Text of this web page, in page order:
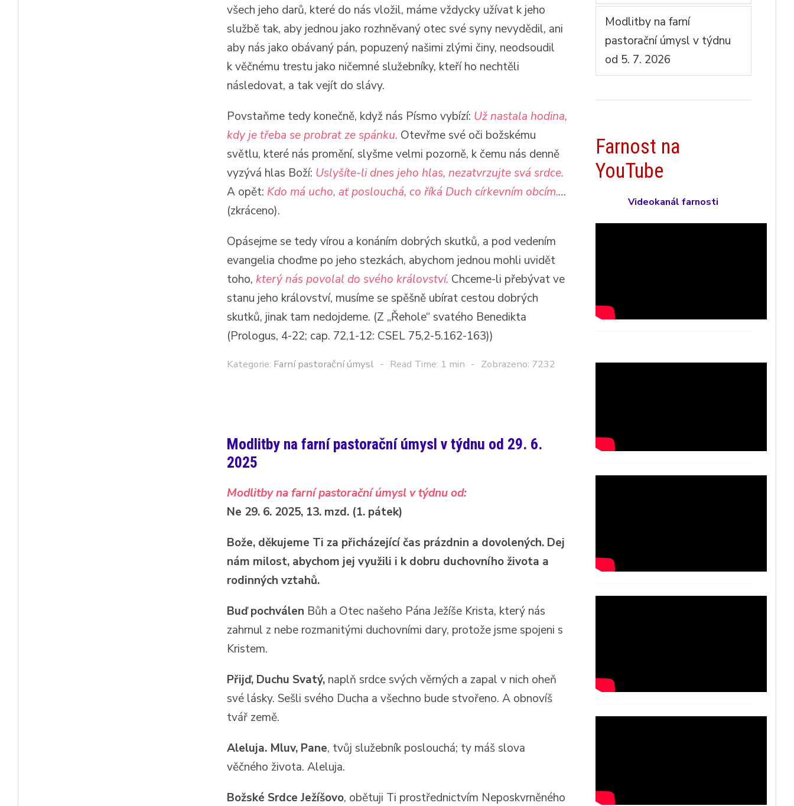
všech jeho darů, které do nás vložil, máme vždycky užívat k jeho
službě tak, aby jednou jako rozhněvaný otec své syny nevydědil, ani
aby nás jako obávaný pán, popuzený našimi zlými činy, neodsoudil
k věčnému trestu jako ničemné služebníky, kteří ho nechtěli
následovat, a tak vejít do slávy.
Povstaňme tedy konečně, když nás Písmo vybízí: Už nastala hodina,
kdy je třeba se probrat ze spánku. Otevřme své oči božskému
světlu, které nás promění, slyšme velmi pozorně, k čemu nás denně
vyzývá hlas Boží: Uslyšíte-li dnes jeho hlas, nezatvrzujte svá srdce.
A opět: Kdo má ucho, ať poslouchá, co říká Duch církevním obcím.…
(zkráceno).
Opásejme se tedy vírou a konáním dobrých skutků, a pod vedením
evangelia choďme po jeho stezkách, abychom jednou mohli uvidět
toho, který nás povolal do svého království. Chceme-li přebývat ve
stanu jeho království, musíme se spěšně ubírat cestou dobrých
skutků, jinak tam nedojdeme. (Z „Řehole“ svatého Benedikta
(Prologus, 4-22; cap. 72,1-12: CSEL 75,2-5.162-163))
Kategorie: Farní pastorační úmysl Read Time: 1 min Zobrazeno: 7232
Modlitby na farní pastorační úmysl v týdnu od 29. 6.
2025
Modlitby na farní pastorační úmysl v týdnu od:
Ne 29. 6. 2025, 13. mzd. (1. pátek)
Bože, děkujeme Ti za přicházející čas prázdnin a dovolených. Dej
nám milost, abychom jej využili i k dobru duchovního života a
rodinných vztahů.
Buď pochválen Bůh a Otec našeho Pána Ježíše Krista, který nás
zahrnul z nebe rozmanitými duchovními dary, protože jsme spojeni s
Kristem.
Přijď, Duchu Svatý,naplň srdce svých věrných a zapal v nich oheň
své lásky. Sešli svého Ducha a všechno bude stvořeno. A obnovíš
tvář země.
Aleluja. Mluv, Pane, tvůj služebník poslouchá; ty máš slova
věčného života. Aleluja.
Božské Srdce Ježíšovo, obětuji Ti prostřednictvím Neposkvrněného
Modlitby na farní
pastorační úmysl v týdnu
od 5. 7. 2026
Farnost na
YouTube
Videokanál farnosti